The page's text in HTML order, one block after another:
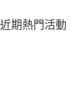
近期熱門活動